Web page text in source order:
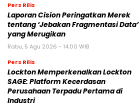
Pers Rilis
Laporan Cision Peringatkan Merek
tentang ‘Jebakan Fragmentasi Data’
yang Merugikan
Rabu, 5 Agu 2026 - 14:00 WIB
Pers Rilis
Lockton Memperkenalkan Lockton
SAGE: Platform Kecerdasan
Perusahaan Terpadu Pertama di
Industri